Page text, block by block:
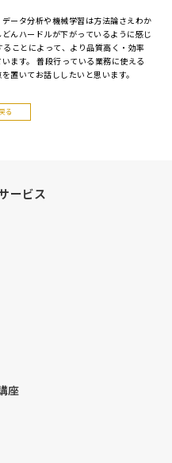
ータ分析や機械学習は方法論さえわか
んハードルが下がっているように感じ
ことによって、より品質高く・効率
ます。 普段行っている業務に使える
置いてお話ししたいと思います。
る
ービス
座